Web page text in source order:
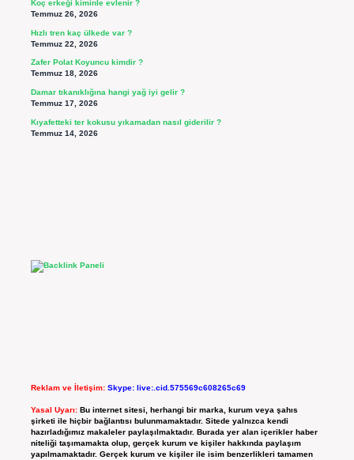
Koç erkeği kiminle evlenir ?
Temmuz 26, 2026
Hızlı tren kaç ülkede var ?
Temmuz 22, 2026
Zafer Polat Koyuncu kimdir ?
Temmuz 18, 2026
Damar tıkanıklığına hangi yağ iyi gelir ?
Temmuz 17, 2026
Kıyafetteki ter kokusu yıkamadan nasıl giderilir ?
Temmuz 14, 2026
Reklam ve İletişim: Skype: live:.cid.575569c608265c69
Yasal Uyarı: Bu internet sitesi, herhangi bir marka, kurum veya şahıs
şirketi ile hiçbir bağlantısı bulunmamaktadır. Sitede yalnızca kendi
hazırladığımız makaleler paylaşılmaktadır. Burada yer alan içerikler haber
niteliği taşımamakta olup, gerçek kurum ve kişiler hakkında paylaşım
yapılmamaktadır. Gerçek kurum ve kişiler ile isim benzerlikleri tamamen